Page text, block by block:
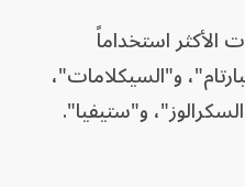
استخداماً
و"السيكلامات"،
و"ستيفيا".